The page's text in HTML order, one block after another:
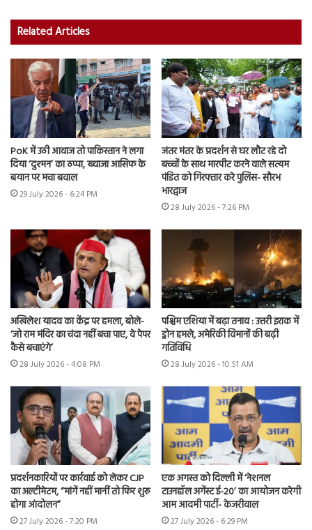
Related Articles
PoK में उठी आवाज तो पाकिस्तान ने लगा
दिया ‘दुश्मन’ का ठप्पा, ख्वाजा आसिफ के
बयान पर मचा बवाल
29 July 2026 - 6:24 PM
जंतर मंतर के प्रदर्शन से घर लौट रहे दो
बच्चों के साथ मारपीट करने वाले सत्यम
पंडित को गिरफ्तार करे पुलिस- सौरभ
भारद्वाज
28 July 2026 - 7:26 PM
अखिलेश यादव का केंद्र पर हमला, बोले-
‘जो राम मंदिर का चंदा नहीं बचा पाए, वे पेपर
कैसे बचाएंगे’
28 July 2026 - 4:08 PM
पश्चिम एशिया में बढ़ा तनाव : उत्तरी इराक में
ड्रोन हमले, अमेरिकी विमानों की बढ़ी
गतिविधि
28 July 2026 - 10:51 AM
प्रदर्शनकारियों पर कार्रवाई को लेकर CJP
का अल्टीमेटम, “मांगें नहीं मानीं तो फिर शुरू
होगा आंदोलन”
27 July 2026 - 7:20 PM
एक अगस्त को दिल्ली में ‘नेशनल
टाउनहॉल अगेंस्ट ई-20’ का आयोजन करेगी
आम आदमी पार्टी- केजरीवाल
27 July 2026 - 6:29 PM